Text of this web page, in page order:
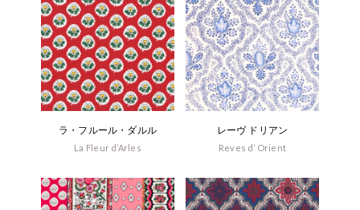
ラ・フルール・ダルル
La Fleur d’Arles
レーヴ ドリアン
Reves d’ Orient